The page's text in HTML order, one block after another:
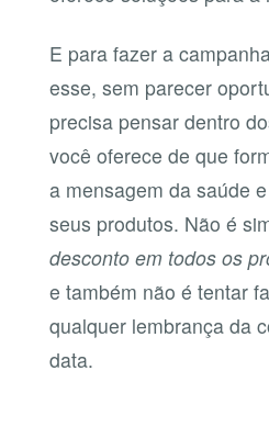
E para fazer a
esse, sem parecer
precisa pensar dentro
você oferece de que
a mensagem da saúde
seus produtos. Não é
desconto em todos os
e também não é tentar
qualquer lembrança da
data.